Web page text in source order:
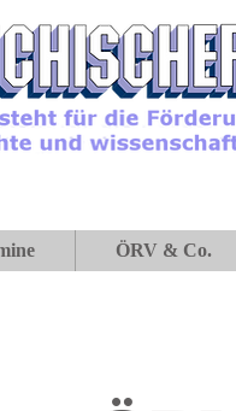
ÖRV & Co.